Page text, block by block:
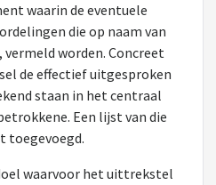
waarin de eventuele
die op naam van
worden. Concreet
de effectief uitgesproken
staan in het centraal
Een lijst van die
toegevoegd.
waarvoor het uittrekstel